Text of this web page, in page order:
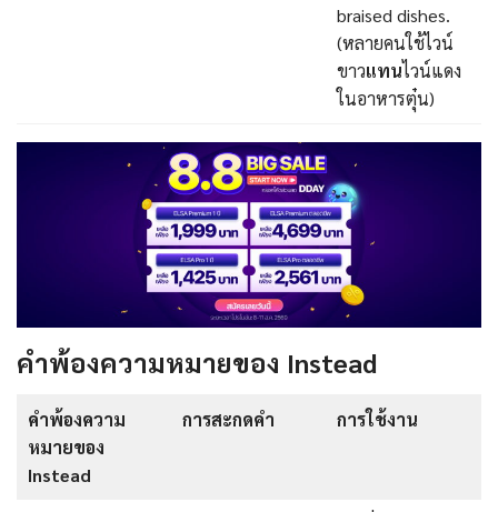
braised dishes.
(หลายคนใช้ไวน์
ขาวแทนไวน์แดง
ในอาหารตุ๋น)
คำพ้องความหมายของ Instead
คำพ้องความ
หมายของ
Instead
การสะกดคำ การใช้งาน